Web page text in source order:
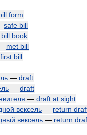
form
safe bill
bill book
met bill
first bill
— draft
— draft
— draft at sight
вексель — return
вексель — return